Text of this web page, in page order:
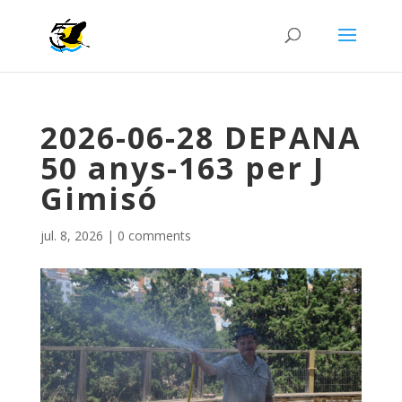
2026-06-28 DEPANA
50 anys-163 per J
Gimisó
jul. 8, 2026 | 0 comments